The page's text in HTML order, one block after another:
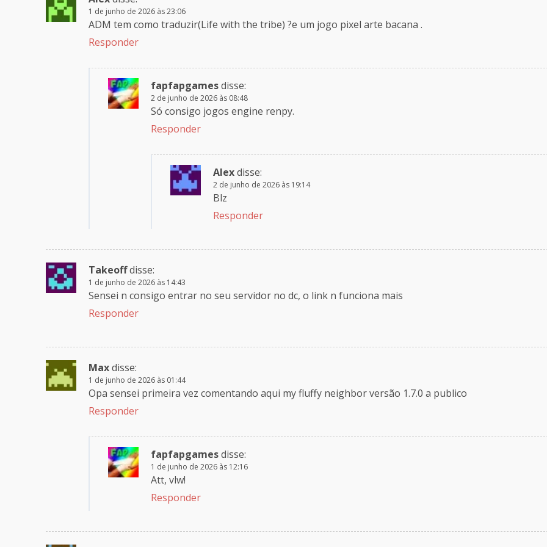
1 de junho de 2026 às 23:06
ADM tem como traduzir(Life with the tribe) ?e um jogo pixel arte bacana .
Responder
fapfapgamesdisse:
2 de junho de 2026 às 08:48
Só consigo jogos engine renpy.
Responder
Alexdisse:
2 de junho de 2026 às 19:14
Blz
Responder
Takeoffdisse:
1 de junho de 2026 às 14:43
Sensei n consigo entrar no seu servidor no dc, o link n funciona mais
Responder
Maxdisse:
1 de junho de 2026 às 01:44
Opa sensei primeira vez comentando aqui my fluffy neighbor versão 1.7.0 a publico
Responder
fapfapgamesdisse:
1 de junho de 2026 às 12:16
Att, vlw!
Responder